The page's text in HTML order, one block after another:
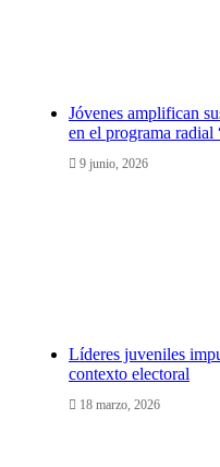
Jóvenes amplifican
en el programa radial
9 junio, 2026
Líderes juveniles
contexto electoral
18 marzo, 2026